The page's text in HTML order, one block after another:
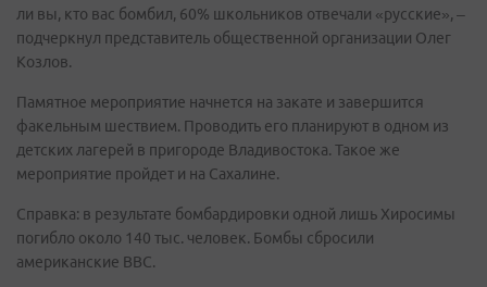
ли вы, кто вас бомбил, 60% школьников отвечали «русские», –
подчеркнул представитель общественной организации Олег
Козлов.
Памятное мероприятие начнется на закате и завершится
факельным шествием. Проводить его планируют в одном из
детских лагерей в пригороде Владивостока. Такое же
мероприятие пройдет и на Сахалине.
Справка: в результате бомбардировки одной лишь Хиросимы
погибло около 140 тыс. человек. Бомбы сбросили
американские ВВС.